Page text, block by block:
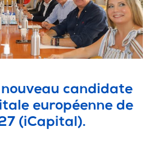
candidate
européenne de
(iCapital).